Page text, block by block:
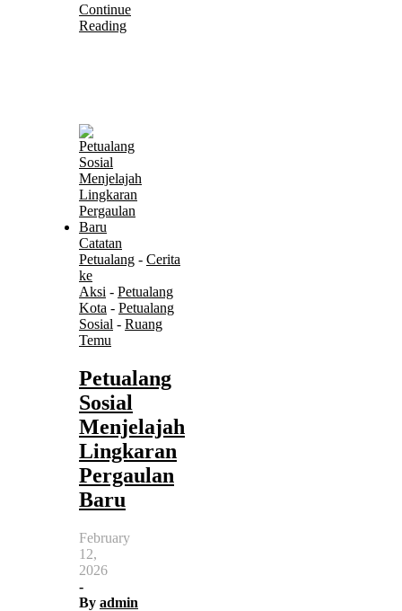
Continue
Reading
Catatan
Petualang - Cerita
ke
Aksi - Petualang
Kota - Petualang
Sosial - Ruang
Temu
Petualang
Sosial
Menjelajah
Lingkaran
Pergaulan
Baru
February
12,
2026
-
By admin